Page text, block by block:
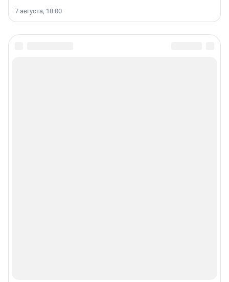
7 августа, 18:00